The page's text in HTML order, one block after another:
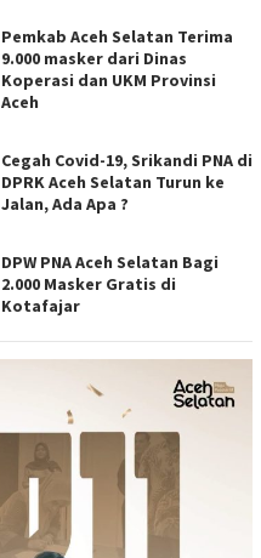
Pemkab Aceh Selatan Terima
9.000 masker dari Dinas
Koperasi dan UKM Provinsi
Aceh
Cegah Covid-19, Srikandi PNA di
DPRK Aceh Selatan Turun ke
Jalan, Ada Apa ?
DPW PNA Aceh Selatan Bagi
2.000 Masker Gratis di
Kotafajar